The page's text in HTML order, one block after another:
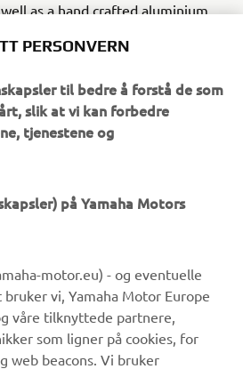
as a hand crafted aluminium
mounted and Acerbis
off the Swank Rally 700 with a
PERSONVERN
til bedre å forstå de som
slik at vi kan forbedre
tjenestene og
på Yamaha Motors
motor.eu) - og eventuelle
vi, Yamaha Motor Europe
våre tilknyttede partnere,
som ligner på cookies, for
web beacons. Vi bruker